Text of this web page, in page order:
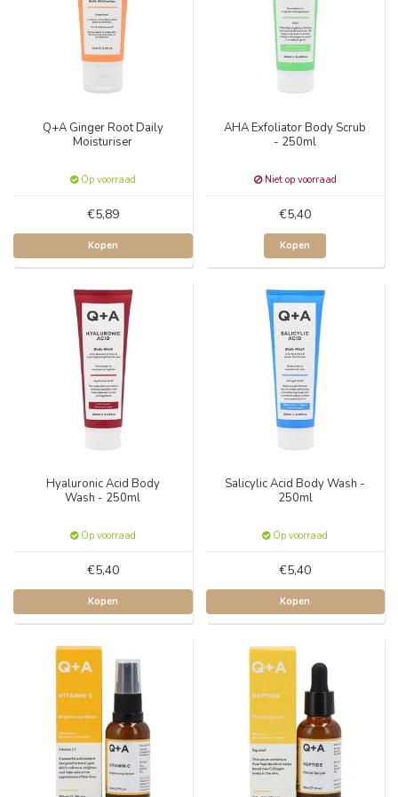
Q+A Ginger Root Daily
Moisturiser
Op voorraad
€5,89
Kopen
AHA Exfoliator Body Scrub
- 250ml
Niet op voorraad
€5,40
Kopen
Hyaluronic Acid Body
Wash - 250ml
Op voorraad
€5,40
Kopen
Salicylic Acid Body Wash -
250ml
Op voorraad
€5,40
Kopen